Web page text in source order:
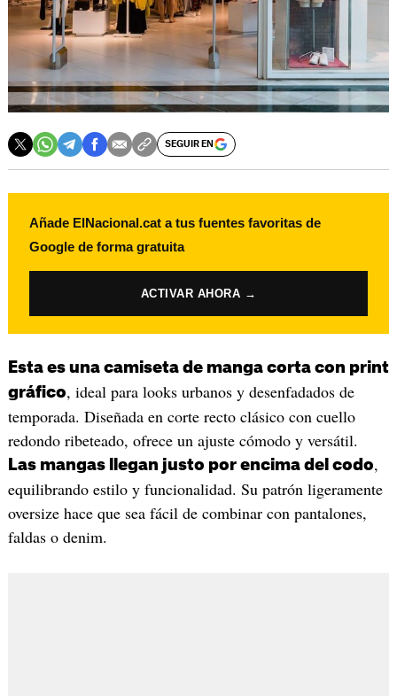
SEGUIR EN
Añade ElNacional.cat a tus fuentes favoritas de
Google de forma gratuita
ACTIVAR AHORA →
Esta es una camiseta de manga corta con print
gráfico, ideal para looks urbanos y desenfadados de
temporada. Diseñada en corte recto clásico con cuello
redondo ribeteado, ofrece un ajuste cómodo y versátil.
Las mangas llegan justo por encima del codo,
equilibrando estilo y funcionalidad. Su patrón ligeramente
oversize hace que sea fácil de combinar con pantalones,
faldas o denim.